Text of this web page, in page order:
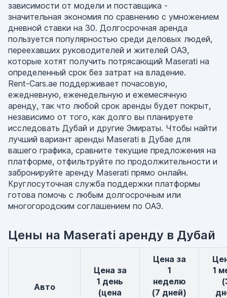
зависимости от модели и поставщика -
значительная экономия по сравнению с умножением
дневной ставки на 30. Долгосрочная аренда
пользуется популярностью среди деловых людей,
переехавших руководителей и жителей ОАЭ,
которые хотят получить потрясающий Maserati на
определенный срок без затрат на владение.
Rent-Cars.ae поддерживает почасовую,
ежедневную, еженедельную и ежемесячную
аренду, так что любой срок аренды будет покрыт,
независимо от того, как долго вы планируете
исследовать Дубай и другие Эмираты. Чтобы найти
лучший вариант аренды Maserati в Дубае для
вашего графика, сравните текущие предложения на
платформе, отфильтруйте по продолжительности и
забронируйте аренду Maserati прямо онлайн.
Круглосуточная служба поддержки платформы
готова помочь с любым долгосрочным или
многогородским соглашением по ОАЭ.
Цены на Maserati аренду в Дубай
авто
Цена за
1 день
(цена
Цена за
1
неделю
(7 дней)
Цена за
1